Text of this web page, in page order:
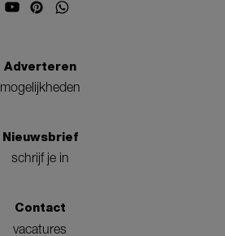
Adverteren
mogelijkheden
Nieuwsbrief
schrijf je in
Contact
vacatures